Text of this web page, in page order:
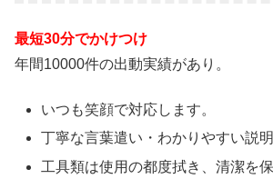
最短30分でかけつけ
年間10000件の出動実績があり。
いつも笑顔で対応します。
丁寧な言葉遣い・わかりやすい説明
工具類は使用の都度拭き、清潔を保